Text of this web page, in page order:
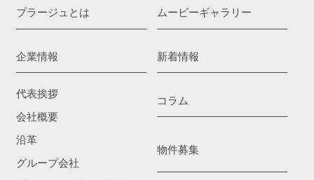
プラージュとは
企業情報
代表挨拶
会社概要
沿革
グループ会社
ムービーギャラリー
新着情報
コラム
物件募集